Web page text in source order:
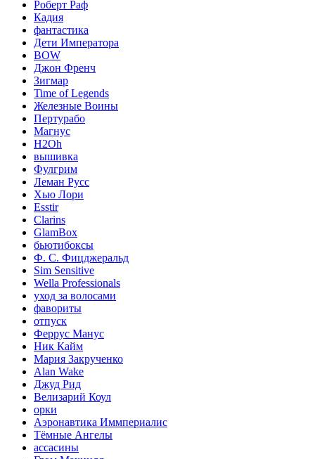
Роберт Раф
Кадия
фантастика
Дети Императора
BOW
Джон Френч
Зигмар
Time of Legends
Железные Воины
Пертурабо
Магнус
H2Oh
вышивка
Фулгрим
Леман Русс
Хью Лори
Esstir
Clarins
GlamBox
бьютибоксы
Ф. С. Фицджеральд
Sim Sensitive
Wella Professionals
уход за волосами
фавориты
отпуск
Феррус Манус
Ник Кайм
Мария Закрученко
Alan Wake
Джуд Рид
Велизарий Коул
орки
Аэронавтика Иммпериалис
Тёмные Ангелы
ассасины